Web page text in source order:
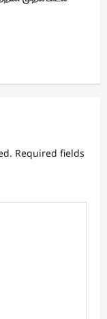
Required fields